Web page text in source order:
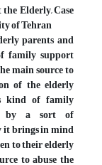
Elderly, Case
of Tehran
parents and
family support
main source to
of the elderly
kind of family
by a sort of
it brings in mind
to their elderly
to abuse the